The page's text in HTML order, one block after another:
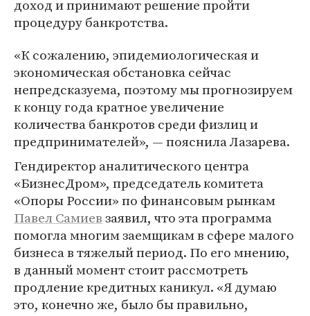
доход и принимают решение пройти
процедуру банкротства.
«К сожалению, эпидемиологическая и
экономическая обстановка сейчас
непредсказуема, поэтому мы прогнозируем
к концу года кратное увеличение
количества банкротов среди физлиц и
предпринимателей», — пояснила Лазарева.
Гендиректор аналитического центра
«БизнесДром», председатель комитета
«Опоры России» по финансовым рынкам
Павел Самиевзаявил, что эта программа
помогла многим заемщикам в сфере малого
бизнеса в тяжелый период. По его мнению,
в данный момент стоит рассмотреть
продление кредитных каникул. «Я думаю
это, конечно же, было бы правильно,